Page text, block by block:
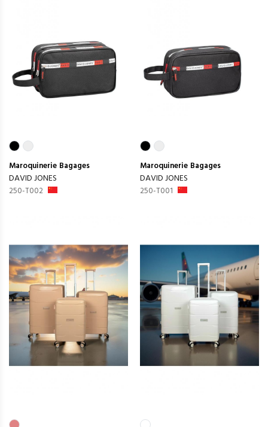
Maroquinerie Bagages
DAVID JONES
250-T002
Maroquinerie Bagages
DAVID JONES
250-T001